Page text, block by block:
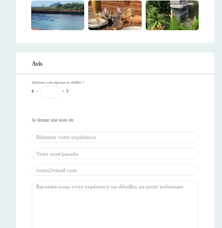
Avis
Saisissez votre réponse en chiffres *
6 − = 5